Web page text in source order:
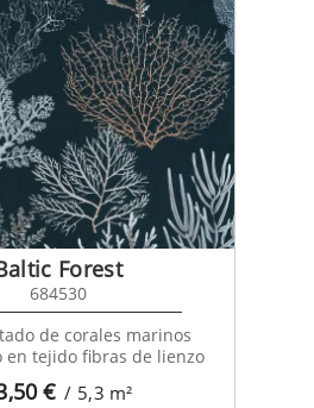
€ / 5,3 m²
Forest
684530
de corales marinos
en tejido fibras de lienzo